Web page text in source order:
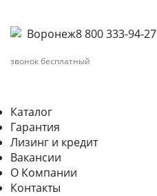
Воронеж8 800 333-94-27
звонок бесплатный
Каталог
Гарантия
Лизинг и кредит
Вакансии
О Компании
Контакты